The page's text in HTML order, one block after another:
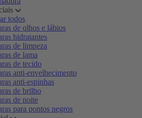
todos
de olhos e lábios
hidratantes
de limpeza
de lama
de tecido
anti-envelhecimento
anti-espinhas
de brilho
de noite
para pontos negros